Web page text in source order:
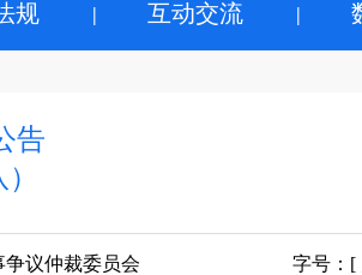
规 互动交流
告
议仲裁委员会 字号 ：[